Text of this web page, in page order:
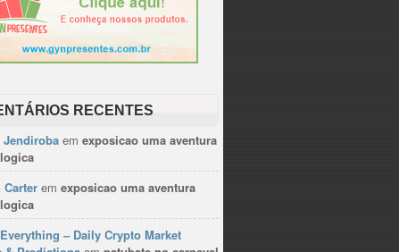
RECENTES
Jendiroba em exposicao uma aventura
Carter em exposicao uma aventura
– Daily Crypto Market